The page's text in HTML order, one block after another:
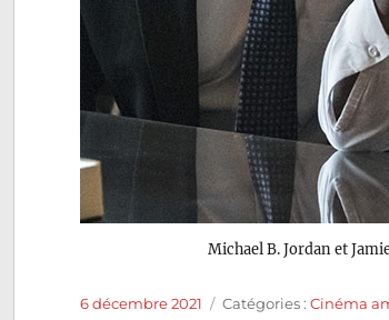
Michael B. Jordan et
Publié
6 décembre 2021 Catégories
Catégories :Cinéma